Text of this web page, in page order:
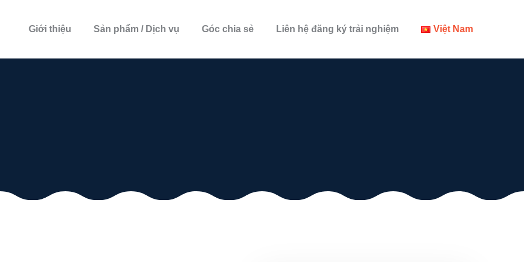
Giới thiệu Sản phẩm / Dịch vụ Góc chia sẻ Liên hệ đăng ký trải nghiệm Việt Nam